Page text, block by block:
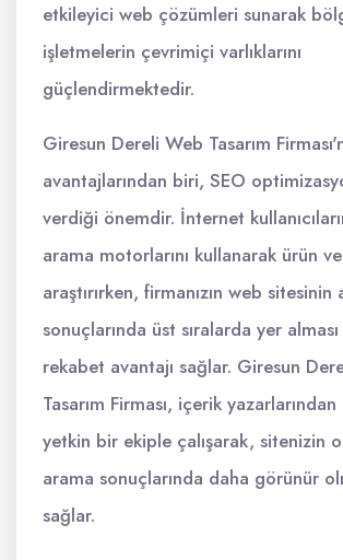
etkileyici web çözümleri sunarak
işletmelerin çevrimiçi varlıklarını
güçlendirmektedir.
Giresun Dereli Web Tasarım
avantajlarından biri, SEO
verdiği önemdir. İnternet
arama motorlarını kullanarak ürün
araştırırken, firmanızın web sitesinin
sonuçlarında üst sıralarda yer
rekabet avantajı sağlar. Giresun
Tasarım Firması, içerik
yetkin bir ekiple çalışarak, sitenizin
arama sonuçlarında daha görünür
sağlar.